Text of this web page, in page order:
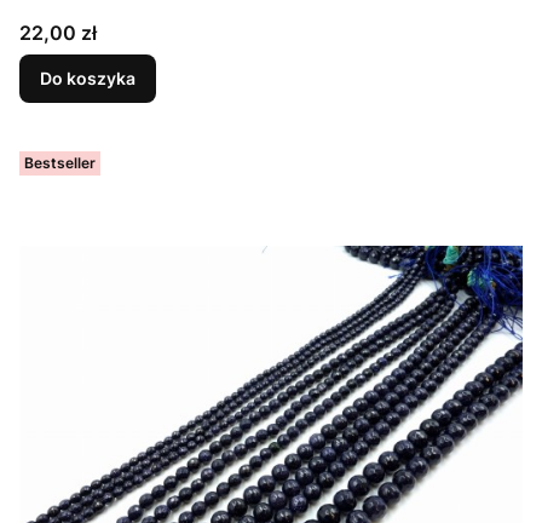
Cena
22,00 zł
Do koszyka
Bestseller